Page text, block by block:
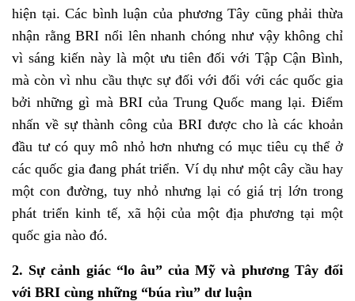
hiện tại. Các bình luận của phương Tây cũng phải thừa
nhận rằng BRI nổi lên nhanh chóng như vậy không chỉ
vì sáng kiến này là một ưu tiên đối với Tập Cận Bình,
mà còn vì nhu cầu thực sự đối với đối với các quốc gia
bởi những gì mà BRI của Trung Quốc mang lại. Điểm
nhấn về sự thành công của BRI được cho là các khoản
đầu tư có quy mô nhỏ hơn nhưng có mục tiêu cụ thể ở
các quốc gia đang phát triển. Ví dụ như một cây cầu hay
một con đường, tuy nhỏ nhưng lại có giá trị lớn trong
phát triển kinh tế, xã hội của một địa phương tại một
quốc gia nào đó.
2. Sự cảnh giác “lo âu” của Mỹ và phương Tây đối
với BRI cùng những “búa rìu” dư luận